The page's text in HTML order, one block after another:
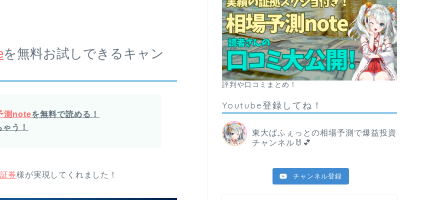
を無料お試しできるキャン
測noteを無料で読める！
う！
券様が実現してくれました！
評判や口コミまとめ！
Youtube登録してね！
東大ぱふぇっとの相場予測で爆益投資
チャンネル🐰💕
チャンネル登録